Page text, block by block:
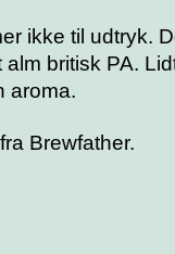
ikke til udtryk.
britisk PA.
aroma.
Brewfather.